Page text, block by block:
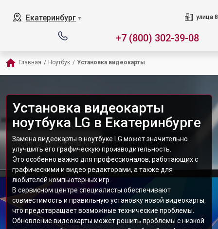
Екатеринбург ▼ улица
+7 (800) 302-39-08
Главная / Ноутбук / Установка видеокарты
Установка видеокарты
ноутбука LG в Екатеринбурге
Замена видеокарты в ноутбуке LG может значительно
улучшить его графическую производительность.
Это особенно важно для профессионалов, работающих с
графическими и видео редакторами, а также для
любителей компьютерных игр.
В сервисном центре специалисты обеспечивают
совместимость и правильную установку новой видеокарты,
что предотвращает возможные технические проблемы.
Обновление видеокарты может решить проблемы с низкой